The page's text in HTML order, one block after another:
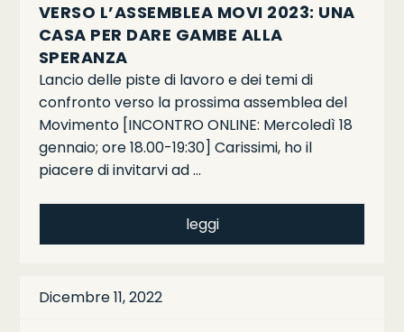
VERSO L’ASSEMBLEA MOVI 2023: UNA
CASA PER DARE GAMBE ALLA
SPERANZA
Lancio delle piste di lavoro e dei temi di
confronto verso la prossima assemblea del
Movimento [INCONTRO ONLINE: Mercoledì 18
gennaio; ore 18.00-19:30] Carissimi, ho il
piacere di invitarvi ad …
leggi
Dicembre 11, 2022